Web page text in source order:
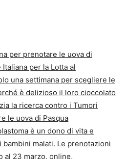
per prenotare le uova di
Italiana per la Lotta al
una settimana per scegliere le
è delizioso il loro cioccolato
la ricerca contro i Tumori
le uova di Pasqua
è un dono di vita e
malati. Le prenotazioni
al 23 marzo, online,